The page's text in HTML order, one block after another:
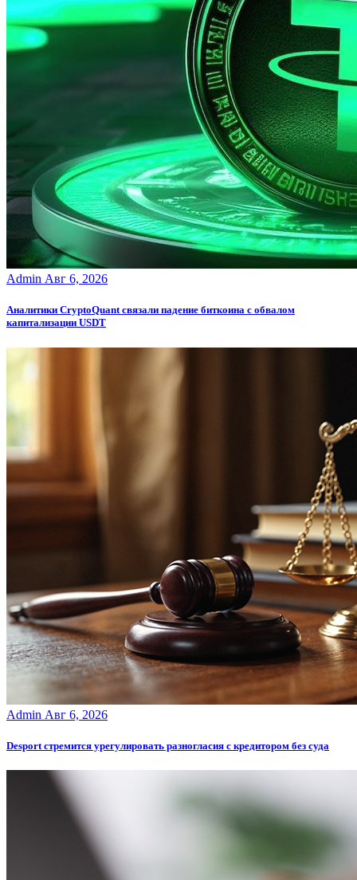
Admin Авг 6, 2026
Аналитики CryptoQuant связали падение биткоина с обвалом
капитализации USDT
Admin Авг 6, 2026
Desport стремится урегулировать разногласия с кредитором без суда